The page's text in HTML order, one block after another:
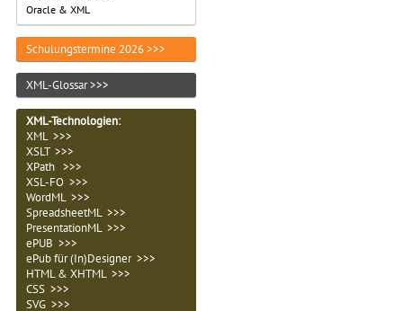
Oracle & XML
Schulungstermine 2026 >>>
XML-Glossar >>>
XML-Technologien:
XML >>>
XSLT >>>
XPath >>>
XSL-FO >>>
WordML >>>
SpreadsheetML >>>
PresentationML >>>
ePUB >>>
ePub für (In)Designer >>>
HTML & XHTML >>>
CSS >>>
SVG >>>